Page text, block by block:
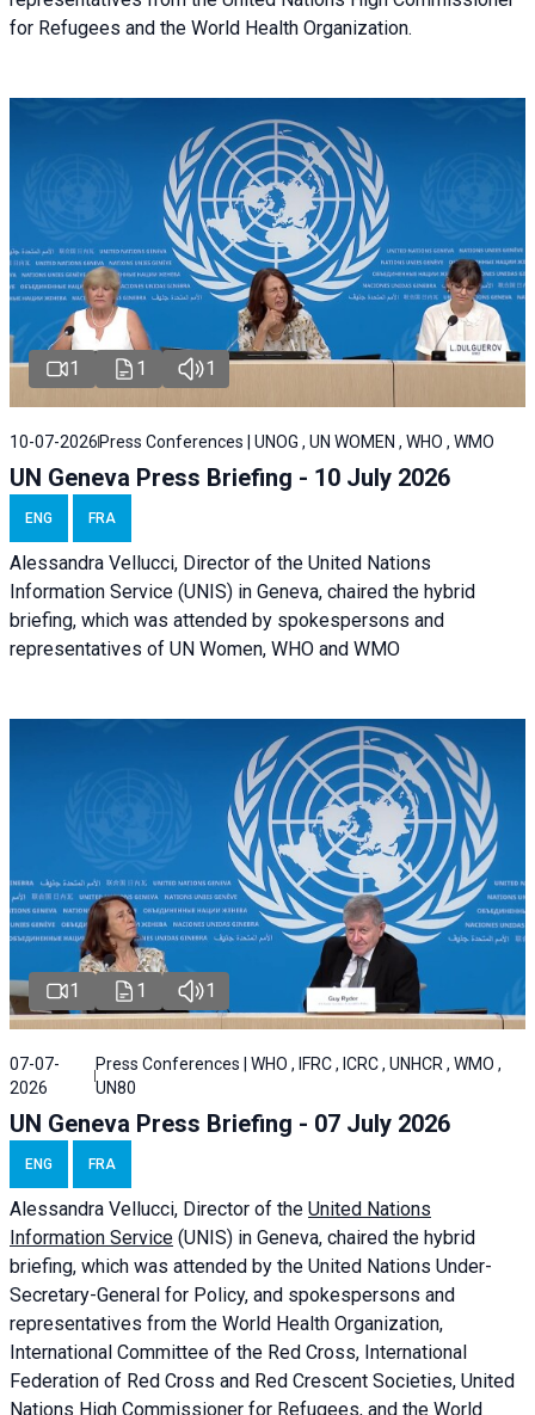
for Refugees and the World Health Organization.
1 1 1
10-07-2026 Press Conferences | UNOG , UN WOMEN , WHO , WMO
UN Geneva Press Briefing - 10 July 2026
ENG FRA
Alessandra Vellucci, Director of the United Nations
Information Service (UNIS) in Geneva, chaired the hybrid
briefing, which was attended by spokespersons and
representatives of UN Women, WHO and WMO
1 1 1
07-07-
2026
Press Conferences | WHO , IFRC , ICRC , UNHCR , WMO ,
UN80
UN Geneva Press Briefing - 07 July 2026
ENG FRA
Alessandra Vellucci, Director of the United Nations
Information Service (UNIS) in Geneva, chaired the hybrid
briefing, which was attended by the United Nations Under-
Secretary-General for Policy, and spokespersons and
representatives from the World Health Organization,
International Committee of the Red Cross, International
Federation of Red Cross and Red Crescent Societies, United
Nations High Commissioner for Refugees, and the World